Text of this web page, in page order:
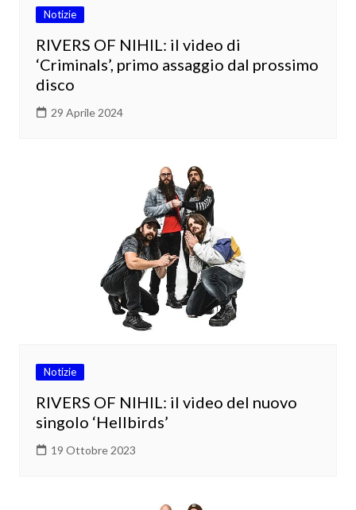
Notizie
RIVERS OF NIHIL: il video di
‘Criminals’, primo assaggio dal prossimo
disco
29 Aprile 2024
Notizie
RIVERS OF NIHIL: il video del nuovo
singolo ‘Hellbirds’
19 Ottobre 2023